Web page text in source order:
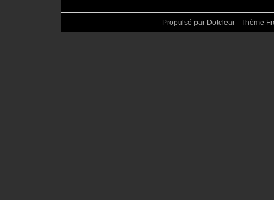
Propulsé par Dotclear - Thème